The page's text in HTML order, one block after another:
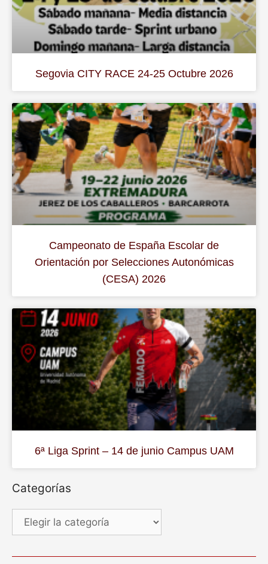
Segovia CITY RACE 24-25 Octubre 2026
Campeonato de España Escolar de
Orientación por Selecciones Autonómicas
(CESA) 2026
6ª Liga Sprint – 14 de junio Campus UAM
Categorías